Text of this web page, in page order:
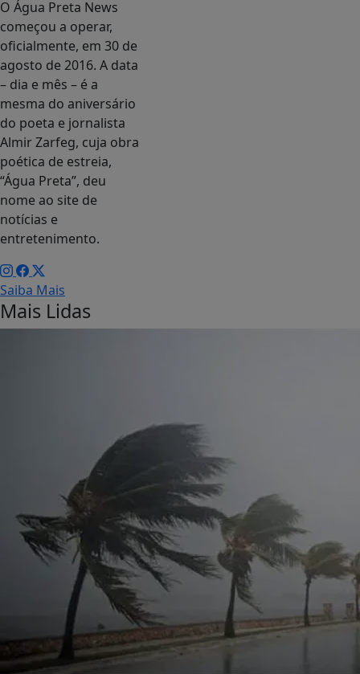
O Água Preta News
começou a operar,
oficialmente, em 30 de
agosto de 2016. A data
– dia e mês – é a
mesma do aniversário
do poeta e jornalista
Almir Zarfeg, cuja obra
poética de estreia,
“Água Preta”, deu
nome ao site de
notícias e
entretenimento.
Saiba Mais
Mais Lidas